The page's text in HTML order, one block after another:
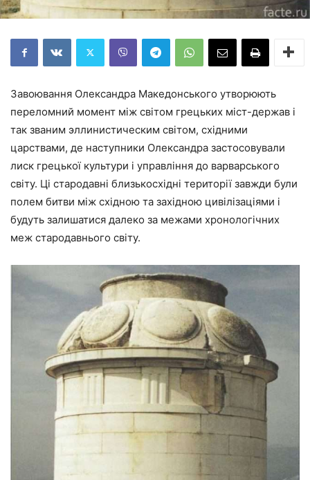
Завоювання Олександра Македонського утворюють
переломний момент між світом грецьких міст-держав і
так званим эллинистическим світом, східними
царствами, де наступники Олександра застосовували
лиск грецької культури і управління до варварського
світу. Ці стародавні близькосхідні території завжди були
полем битви між східною та західною цивілізаціями і
будуть залишатися далеко за межами хронологічних
меж стародавнього світу.